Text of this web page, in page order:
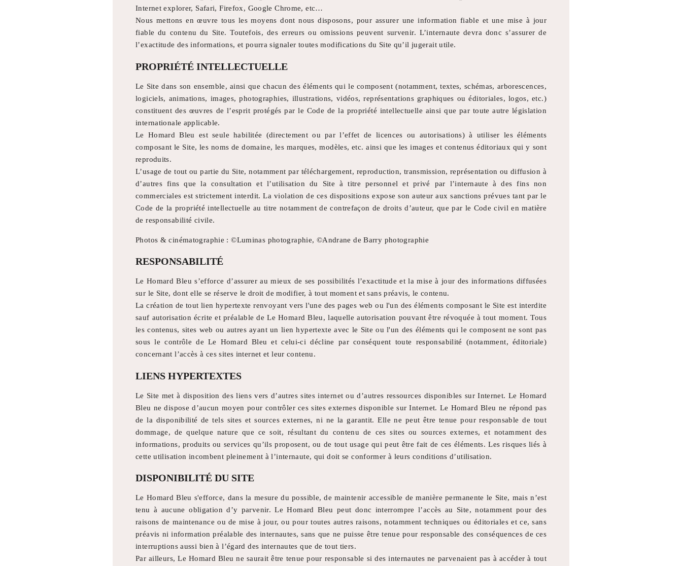
Internet explorer, Safari, Firefox, Google Chrome, etc…
Nous mettons en œuvre tous les moyens dont nous disposons, pour assurer une information fiable et une mise à jour
fiable du contenu du Site. Toutefois, des erreurs ou omissions peuvent survenir. L’internaute devra donc s’assurer de
l’exactitude des informations, et pourra signaler toutes modifications du Site qu’il jugerait utile.
PROPRIÉTÉ INTELLECTUELLE
Le Site dans son ensemble, ainsi que chacun des éléments qui le composent (notamment, textes, schémas, arborescences,
logiciels, animations, images, photographies, illustrations, vidéos, représentations graphiques ou éditoriales, logos, etc.)
constituent des œuvres de l’esprit protégés par le Code de la propriété intellectuelle ainsi que par toute autre législation
internationale applicable.
Le Homard Bleu est seule habilitée (directement ou par l’effet de licences ou autorisations) à utiliser les éléments
composant le Site, les noms de domaine, les marques, modèles, etc. ainsi que les images et contenus éditoriaux qui y sont
reproduits.
L’usage de tout ou partie du Site, notamment par téléchargement, reproduction, transmission, représentation ou diffusion à
d’autres fins que la consultation et l’utilisation du Site à titre personnel et privé par l’internaute à des fins non
commerciales est strictement interdit. La violation de ces dispositions expose son auteur aux sanctions prévues tant par le
Code de la propriété intellectuelle au titre notamment de contrefaçon de droits d’auteur, que par le Code civil en matière
de responsabilité civile.
Photos & cinématographie : ©Luminas photographie, ©Andrane de Barry photographie
RESPONSABILITÉ
Le Homard Bleu s’efforce d’assurer au mieux de ses possibilités l’exactitude et la mise à jour des informations diffusées
sur le Site, dont elle se réserve le droit de modifier, à tout moment et sans préavis, le contenu.
La création de tout lien hypertexte renvoyant vers l'une des pages web ou l'un des éléments composant le Site est interdite
sauf autorisation écrite et préalable de Le Homard Bleu, laquelle autorisation pouvant être révoquée à tout moment. Tous
les contenus, sites web ou autres ayant un lien hypertexte avec le Site ou l'un des éléments qui le composent ne sont pas
sous le contrôle de Le Homard Bleu et celui-ci décline par conséquent toute responsabilité (notamment, éditoriale)
concernant l’accès à ces sites internet et leur contenu.
LIENS HYPERTEXTES
Le Site met à disposition des liens vers d’autres sites internet ou d’autres ressources disponibles sur Internet. Le Homard
Bleu ne dispose d’aucun moyen pour contrôler ces sites externes disponible sur Internet. Le Homard Bleu ne répond pas
de la disponibilité de tels sites et sources externes, ni ne la garantit. Elle ne peut être tenue pour responsable de tout
dommage, de quelque nature que ce soit, résultant du contenu de ces sites ou sources externes, et notamment des
informations, produits ou services qu’ils proposent, ou de tout usage qui peut être fait de ces éléments. Les risques liés à
cette utilisation incombent pleinement à l’internaute, qui doit se conformer à leurs conditions d’utilisation.
DISPONIBILITÉ DU SITE
Le Homard Bleu s'efforce, dans la mesure du possible, de maintenir accessible de manière permanente le Site, mais n’est
tenu à aucune obligation d’y parvenir. Le Homard Bleu peut donc interrompre l’accès au Site, notamment pour des
raisons de maintenance ou de mise à jour, ou pour toutes autres raisons, notamment techniques ou éditoriales et ce, sans
préavis ni information préalable des internautes, sans que ne puisse être tenue pour responsable des conséquences de ces
interruptions aussi bien à l’égard des internautes que de tout tiers.
Par ailleurs, Le Homard Bleu ne saurait être tenue pour responsable si des internautes ne parvenaient pas à accéder à tout
RESTAURANT
CONTACT & ACCÈS
17370 Saint-Trojan-les-Bains, France